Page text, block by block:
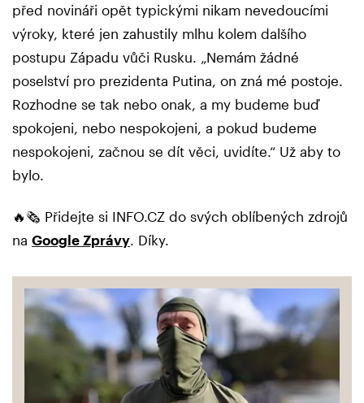
před novináři opět typickými nikam nevedoucími
výroky, které jen zahustily mlhu kolem dalšího
postupu Západu vůči Rusku. „Nemám žádné
poselství pro prezidenta Putina, on zná mé postoje.
Rozhodne se tak nebo onak, a my budeme buď
spokojeni, nebo nespokojeni, a pokud budeme
nespokojeni, začnou se dít věci, uvidíte.“ Už aby to
bylo.
🔥🗞️ Přidejte si INFO.CZ do svých oblíbených zdrojů
na Google Zprávy. Díky.